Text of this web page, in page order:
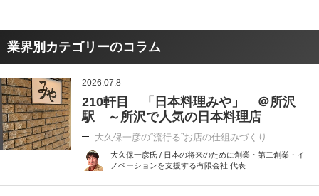
業界別カテゴリーのコラム
2026.07.8
210軒目 「日本料理みや」 ＠所沢
駅 ～所沢で人気の日本料理店
大久保一彦の“流行る”お店の仕組みづくり
大久保一彦氏 / 日本の将来のために創業・第二創業・イ
ノベーションを支援する有限会社 代表